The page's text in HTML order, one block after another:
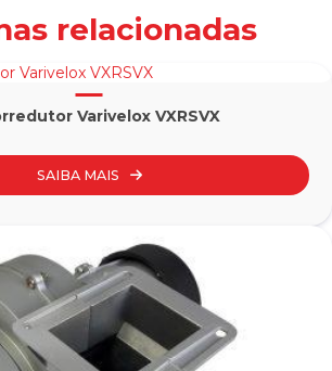
relacionadas
Varivelox VXRSVX
SAIBA MAIS